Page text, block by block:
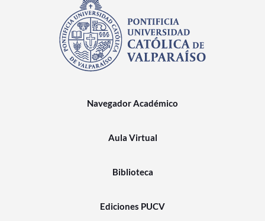
Navegador Académico
Aula Virtual
Biblioteca
Ediciones PUCV